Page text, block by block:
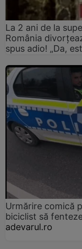
La 2 ani de la
România
spus adio! „Da,
Urmărire comică
biciclist să
adevarul.ro